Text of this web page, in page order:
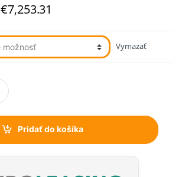
€7,253.31
€6,001.17
€7,253.31
Vymazať
Pridať do košíka